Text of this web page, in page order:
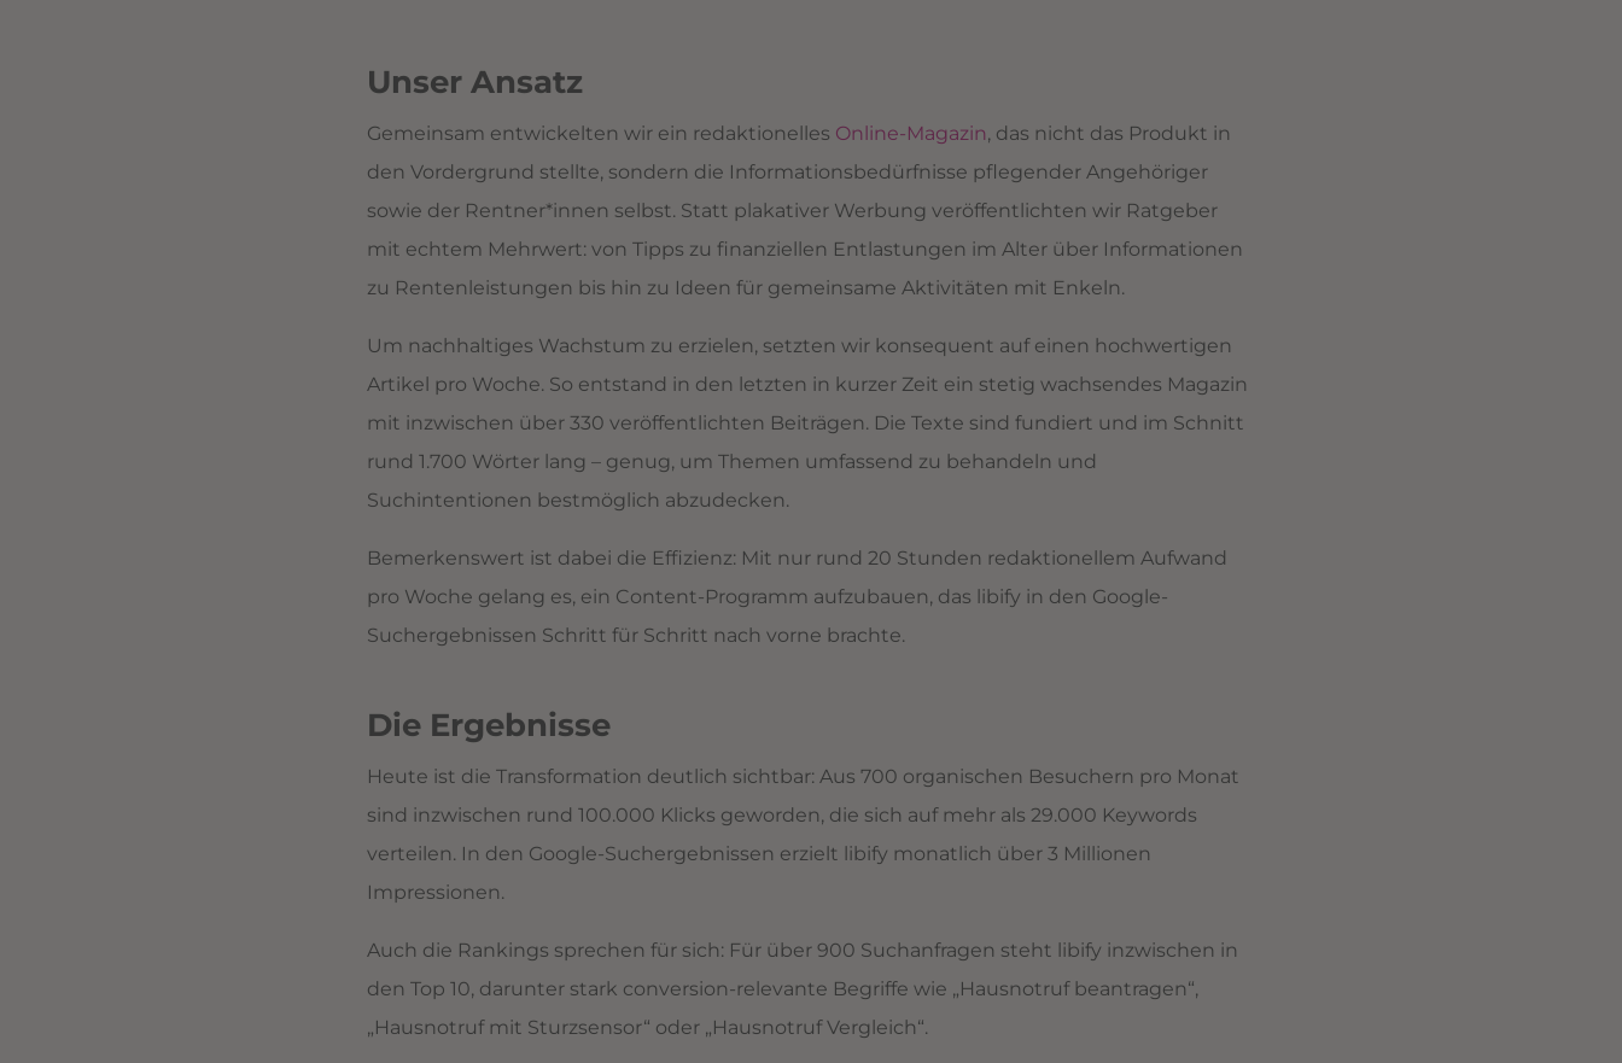
Unser Ansatz
Gemeinsam entwickelten wir ein redaktionelles Online-Magazin, das nicht das Produkt in
den Vordergrund stellte, sondern die Informationsbedürfnisse pflegender Angehöriger
sowie der Rentner*innen selbst. Statt plakativer Werbung veröffentlichten wir Ratgeber
mit echtem Mehrwert: von Tipps zu finanziellen Entlastungen im Alter über Informationen
zu Rentenleistungen bis hin zu Ideen für gemeinsame Aktivitäten mit Enkeln.
Um nachhaltiges Wachstum zu erzielen, setzten wir konsequent auf einen hochwertigen
Artikel pro Woche. So entstand in den letzten in kurzer Zeit ein stetig wachsendes Magazin
mit inzwischen über 330 veröffentlichten Beiträgen. Die Texte sind fundiert und im Schnitt
rund 1.700 Wörter lang – genug, um Themen umfassend zu behandeln und
Suchintentionen bestmöglich abzudecken.
Bemerkenswert ist dabei die Effizienz: Mit nur rund 20 Stunden redaktionellem Aufwand
pro Woche gelang es, ein Content-Programm aufzubauen, das libify in den Google-
Suchergebnissen Schritt für Schritt nach vorne brachte.
Die Ergebnisse
Heute ist die Transformation deutlich sichtbar: Aus 700 organischen Besuchern pro Monat
sind inzwischen rund 100.000 Klicks geworden, die sich auf mehr als 29.000 Keywords
verteilen. In den Google-Suchergebnissen erzielt libify monatlich über 3 Millionen
Impressionen.
Auch die Rankings sprechen für sich: Für über 900 Suchanfragen steht libify inzwischen in
den Top 10, darunter stark conversion-relevante Begriffe wie „Hausnotruf beantragen“,
„Hausnotruf mit Sturzsensor“ oder „Hausnotruf Vergleich“.